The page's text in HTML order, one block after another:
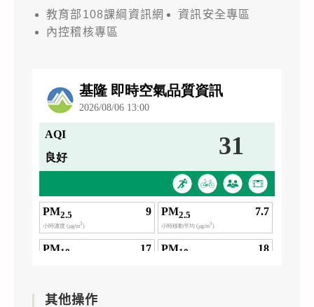
教育部108課綱資訊網
資訊安全專區
內控稽核專區
其他操作